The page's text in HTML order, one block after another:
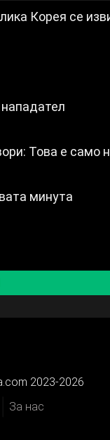
Корея се
Това е
минута
2023-2026
За нас